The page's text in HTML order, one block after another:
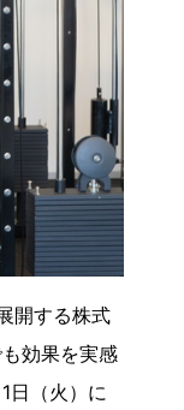
開する株式
効果を実感
日（火）に